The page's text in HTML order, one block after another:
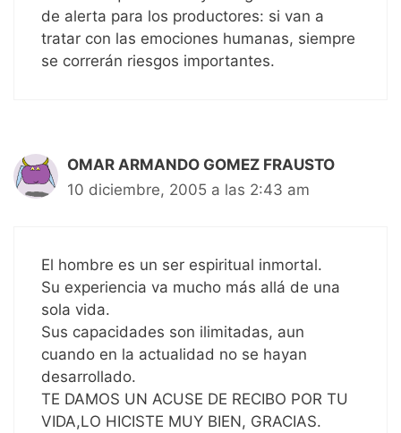
de alerta para los productores: si van a
tratar con las emociones humanas, siempre
se correrán riesgos importantes.
OMAR ARMANDO GOMEZ FRAUSTO
10 diciembre, 2005 a las 2:43 am
El hombre es un ser espiritual inmortal.
Su experiencia va mucho más allá de una
sola vida.
Sus capacidades son ilimitadas, aun
cuando en la actualidad no se hayan
desarrollado.
TE DAMOS UN ACUSE DE RECIBO POR TU
VIDA,LO HICISTE MUY BIEN, GRACIAS.